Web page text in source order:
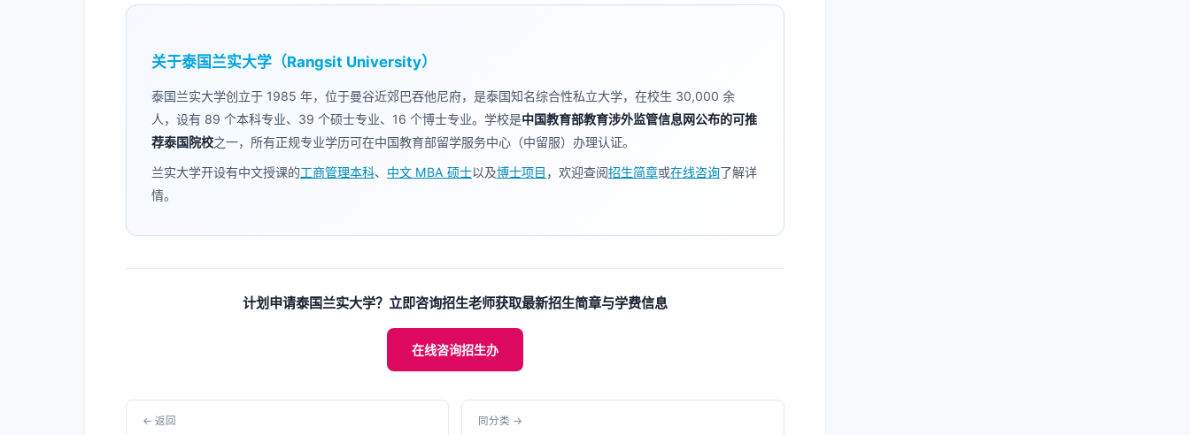
关于泰国兰实大学（Rangsit University）
泰国兰实大学创立于 1985 年，位于曼谷近郊巴吞他尼府，是泰国知名综合性私立大学，在校生 30,000 余
人，设有 89 个本科专业、39 个硕士专业、16 个博士专业。学校是中国教育部教育涉外监管信息网公布的可推
荐泰国院校之一，所有正规专业学历可在中国教育部留学服务中心（中留服）办理认证。
兰实大学开设有中文授课的工商管理本科、 中文 MBA 硕士以及博士项目 ，欢迎查阅招生简章或在线咨询了解详
情。
计划申请泰国兰实大学？立即咨询招生老师获取最新招生简章与学费信息
在线咨询招生办
← 返回 同分类 →